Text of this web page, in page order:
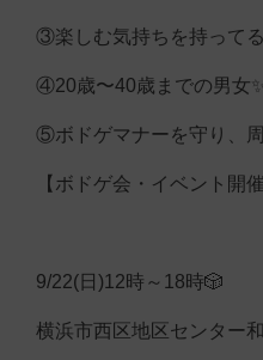
③楽しむ気持ちを持って
④20歳〜40歳までの男女✨
⑤ボドゲマナーを守り、
【ボドゲ会・イベント開催
9/22(日)12時～18時🎲
横浜市西区地区センター